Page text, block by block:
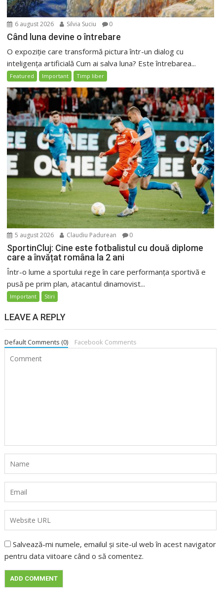
6 august 2026 Silvia Suciu 0
Când luna devine o întrebare
O expoziție care transformă pictura într-un dialog cu
inteligența artificială Cum ai salva luna? Este întrebarea...
Featured Important Timp liber
5 august 2026 Claudiu Padurean 0
SportinCluj: Cine este fotbalistul cu două diplome
care a învățat româna la 2 ani
Într-o lume a sportului rege în care performanța sportivă e
pusă pe prim plan, atacantul dinamovist...
Important Stiri
LEAVE A REPLY
Default Comments (0) Facebook Comments
Salvează-mi numele, emailul și site-ul web în acest navigator
pentru data viitoare când o să comentez.